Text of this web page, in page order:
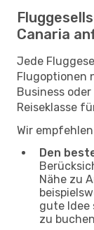
Canaria
Jede
Flugoptionen
Business
Reiseklasse
Wir
Den
Nähe zu
gute Idee
zu